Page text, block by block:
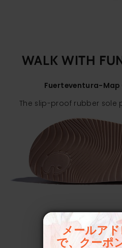
WALK WITH
Fuerteventura-
The slip-proof rubber sole
メールア
で、クーポ